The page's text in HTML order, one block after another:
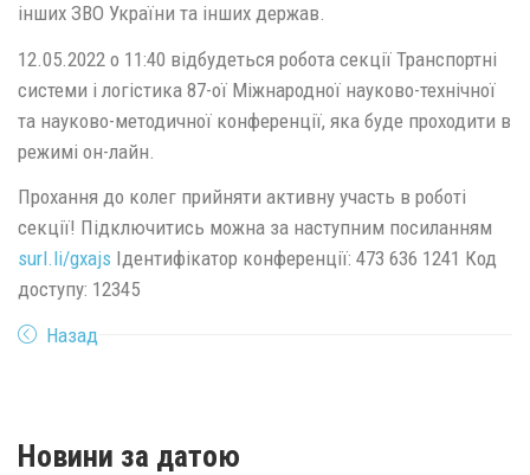
інших ЗВО України та інших держав.
12.05.2022 о 11:40 відбудеться робота секції Транспортні
системи і логістика 87-ої Міжнародної науково-технічної
та науково-методичної конференції, яка буде проходити в
режимі он-лайн.
Прохання до колег прийняти активну участь в роботі
секції! Підключитись можна за наступним посиланням
surl.li/gxajs Ідентифікатор конференції: 473 636 1241 Код
доступу: 12345
Назад
Новини за датою